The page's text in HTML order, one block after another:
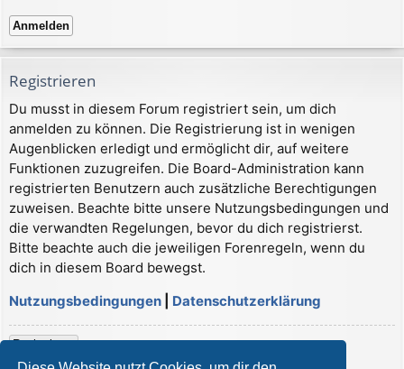
Registrieren
Du musst in diesem Forum registriert sein, um dich
anmelden zu können. Die Registrierung ist in wenigen
Augenblicken erledigt und ermöglicht dir, auf weitere
Funktionen zuzugreifen. Die Board-Administration kann
registrierten Benutzern auch zusätzliche Berechtigungen
zuweisen. Beachte bitte unsere Nutzungsbedingungen und
die verwandten Regelungen, bevor du dich registrierst.
Bitte beachte auch die jeweiligen Forenregeln, wenn du
dich in diesem Board bewegst.
Nutzungsbedingungen
Datenschutzerklärung
Registrieren